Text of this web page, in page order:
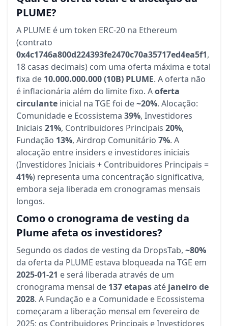
PLUME?
A PLUME é um token ERC-20 na Ethereum
(contrato
0x4c1746a800d224393fe2470c70a35717ed4ea5f1,
18 casas decimais) com uma oferta máxima e total
fixa de 10.000.000.000 (10B) PLUME. A oferta não
é inflacionária além do limite fixo. Aoferta
circulante inicial na TGE foi de~20%. Alocação:
Comunidade e Ecossistema 39%, Investidores
Iniciais 21%, Contribuidores Principais 20%,
Fundação 13%, Airdrop Comunitário 7%. A
alocação entre insiders e investidores iniciais
(Investidores Iniciais + Contribuidores Principais =
41%) representa uma concentração significativa,
embora seja liberada em cronogramas mensais
longos.
Como o cronograma de vesting da
Plume afeta os investidores?
Segundo os dados de vesting da DropsTab, ~80%
da oferta da PLUME estava bloqueada na TGE em
2025-01-21 e será liberada através de um
cronograma mensal de 137 etapasaté janeiro de
2028. A Fundação e a Comunidade e Ecossistema
começaram a liberação mensal em fevereiro de
2025; os Contribuidores Principais e Investidores